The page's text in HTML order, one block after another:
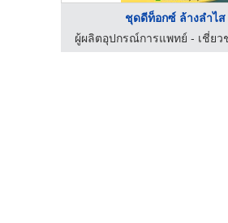
ชุดดีท็อกซ์ ล้างลำไส
ผู้ผลิตอุปกรณ์การแพทย์ - เชี่ย